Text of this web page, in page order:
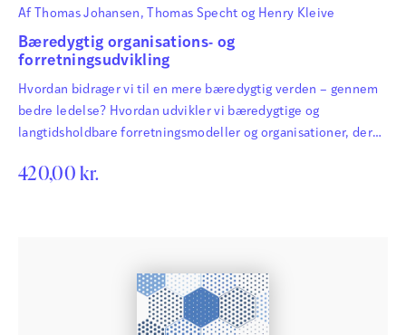
Af Thomas Johansen , Thomas Specht og Henry Kleive
Bæredygtig organisations- og
forretningsudvikling
Hvordan bidrager vi til en mere bæredygtig verden – gennem
bedre ledelse? Hvordan udvikler vi bæredygtige og
langtidsholdbare forretningsmodeller og organisationer, der
ansatte?
420,00kr.